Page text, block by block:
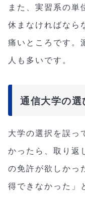
また、実習系の単
休まなければなら
痛いところです。
人も多いです。
通信大学の
大学の選択を誤っ
かったら、取り返
の免許が欲しかっ
得できなかった」